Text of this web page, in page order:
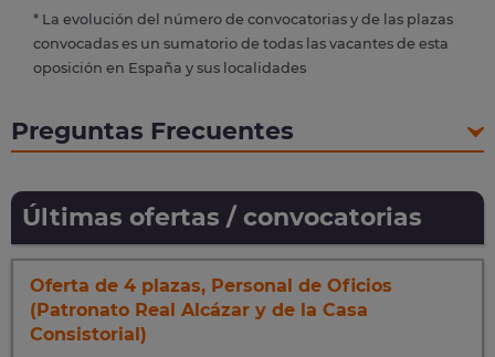
* La evolución del número de convocatorias y de las plazas
convocadas es un sumatorio de todas las vacantes de esta
oposición en España y sus localidades
Preguntas Frecuentes
Últimas ofertas / convocatorias
Oferta de 4 plazas, Personal de Oficios
(Patronato Real Alcázar y de la Casa
Consistorial)